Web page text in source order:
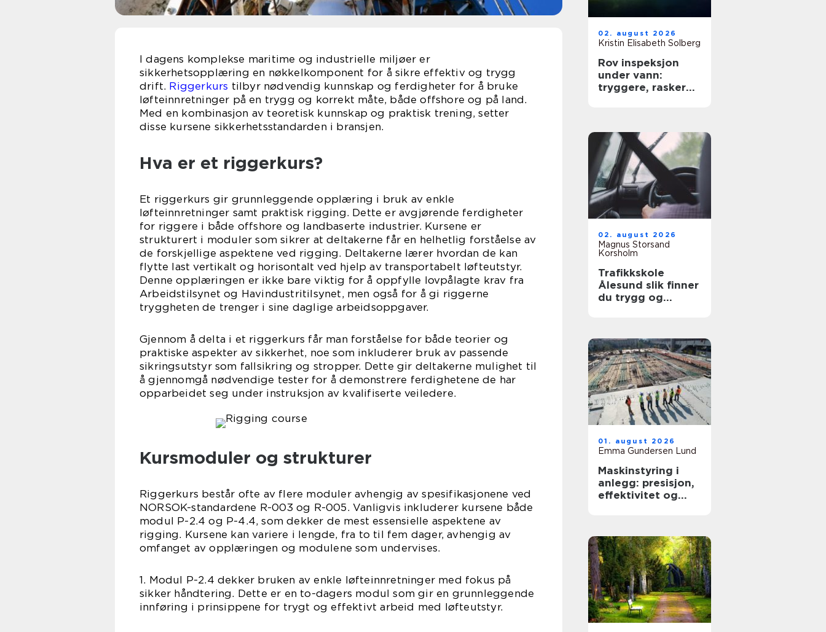
I dagens komplekse maritime og industrielle miljøer er
sikkerhetsopplæring en nøkkelkomponent for å sikre effektiv og trygg
drift. Riggerkurs tilbyr nødvendig kunnskap og ferdigheter for å bruke
løfteinnretninger på en trygg og korrekt måte, både offshore og på land.
Med en kombinasjon av teoretisk kunnskap og praktisk trening, setter
disse kursene sikkerhetsstandarden i bransjen.
Hva er et riggerkurs?
Et riggerkurs gir grunnleggende opplæring i bruk av enkle
løfteinnretninger samt praktisk rigging. Dette er avgjørende ferdigheter
for riggere i både offshore og landbaserte industrier. Kursene er
strukturert i moduler som sikrer at deltakerne får en helhetlig forståelse av
de forskjellige aspektene ved rigging. Deltakerne lærer hvordan de kan
flytte last vertikalt og horisontalt ved hjelp av transportabelt løfteutstyr.
Denne opplæringen er ikke bare viktig for å oppfylle lovpålagte krav fra
Arbeidstilsynet og Havindustritilsynet, men også for å gi riggerne
tryggheten de trenger i sine daglige arbeidsoppgaver.
Gjennom å delta i et riggerkurs får man forståelse for både teorier og
praktiske aspekter av sikkerhet, noe som inkluderer bruk av passende
sikringsutstyr som fallsikring og stropper. Dette gir deltakerne mulighet til
å gjennomgå nødvendige tester for å demonstrere ferdighetene de har
opparbeidet seg under instruksjon av kvalifiserte veiledere.
Kursmoduler og strukturer
Riggerkurs består ofte av flere moduler avhengig av spesifikasjonene ved
NORSOK-standardene R-003 og R-005. Vanligvis inkluderer kursene både
modul P-2.4 og P-4.4, som dekker de mest essensielle aspektene av
rigging. Kursene kan variere i lengde, fra to til fem dager, avhengig av
omfanget av opplæringen og modulene som undervises.
1. Modul P-2.4 dekker bruken av enkle løfteinnretninger med fokus på
sikker håndtering. Dette er en to-dagers modul som gir en grunnleggende
innføring i prinsippene for trygt og effektivt arbeid med løfteutstyr.
02. august 2026
Kristin Elisabeth Solberg
Rov inspeksjon
under vann:
tryggere, raskere
02. august 2026
Magnus Storsand
Korsholm
Trafikkskole
Ålesund slik finner
du trygg og
01. august 2026
Emma Gundersen Lund
Maskinstyring i
anlegg: presisjon,
effektivitet og